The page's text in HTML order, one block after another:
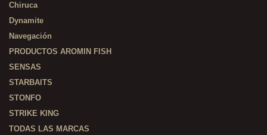
Chiruca
Dynamite
Navegación
PRODUCTOS AROMIN FISH
SENSAS
STARBAITS
STONFO
STRIKE KING
TODAS LAS MARCAS